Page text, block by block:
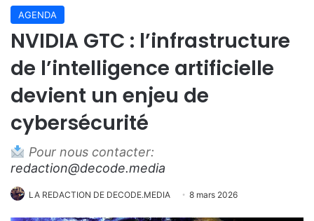
AGENDA
NVIDIA GTC : l’infrastructure
de l’intelligence artificielle
devient un enjeu de
cybersécurité
Pour nous contacter:
redaction@decode.media
LA REDACTION DE DECODE.MEDIA 8 mars 2026